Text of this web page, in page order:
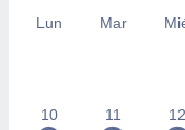
Lun Mar
10 11 12